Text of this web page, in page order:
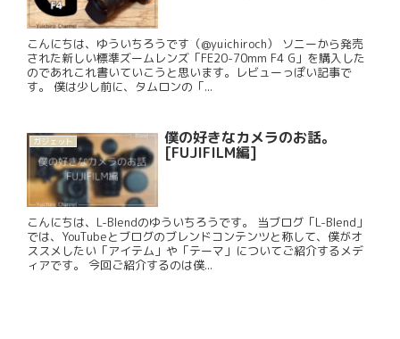
こんにちは、ゆういちろうです（@yuichiroch） ソニーから発売
された新しい標準ズームレンズ「FE20-70mm F4 G」を購入した
のであれこれ書いていこうと思います。レビューっぽい記事で
す。 僕は少し前に、タムロンの「...
ガジェット 僕の好きなカメラのお話。
[FUJIFILM編]
こんにちは、L-Blendのゆういちろうです。 当ブログ「L-Blend」
では、YouTubeとブログのブレンドコンテンツと称して、僕がオ
ススメしたい「アイテム」や「テーマ」についてご紹介するメデ
ィアです。 今回ご紹介するのは僕...